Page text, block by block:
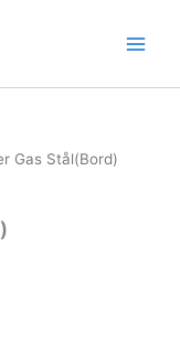
Gas Stål(Bord)